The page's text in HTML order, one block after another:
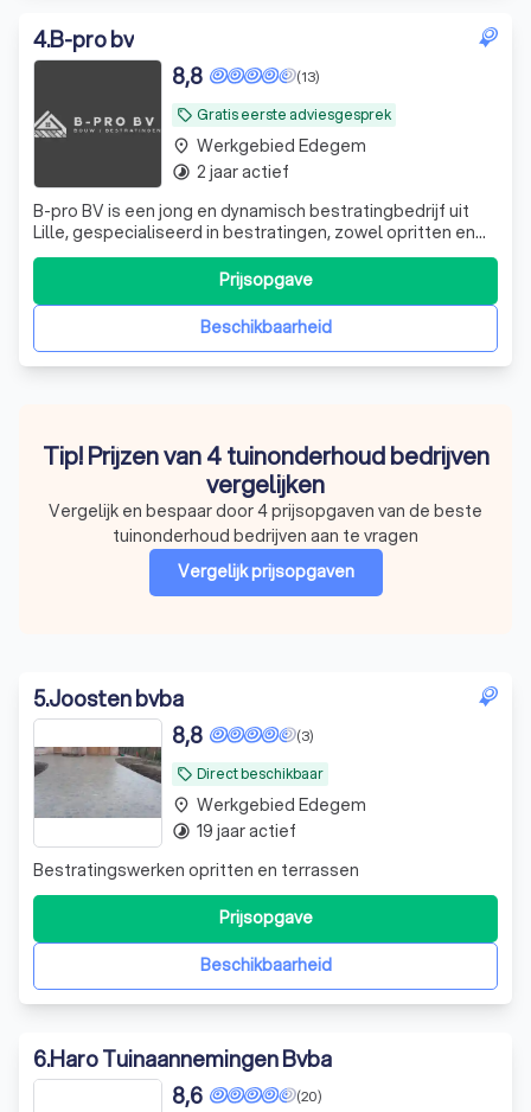
4.B-pro bv
local_offer Gratis eerste adviesgesprek
(13)
8,8
B-pro BV is een jong en dynamisch bestratingbedrijf uit
Lille, gespecialiseerd in bestratingen, zowel opritten en
terrassen, riolering, maar ook grond en afbraakwerken
voeren wij uit. Met oog voor detail. Zowel voor aannemers
als particuliere klanten zorgt B-Pro BV voor een verzorgde
uitvoering van
Beschikbaarheid
Prijsopgave
place Werkgebied Edegem
timelapse 2 jaar actief
Tip! Prijzen van 4 tuinonderhoud bedrijven
vergelijken
Vergelijk en bespaar door 4 prijsopgaven van de beste
tuinonderhoud bedrijven aan te vragen
Vergelijk prijsopgaven
5.Joosten bvba
local_offer Direct beschikbaar
(3)
8,8
Bestratingswerken opritten en terrassen
Beschikbaarheid
Prijsopgave
place Werkgebied Edegem
timelapse 19 jaar actief
6.Haro Tuinaannemingen Bvba
(20)
8,6